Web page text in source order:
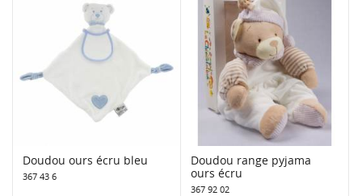
Doudou ours écru bleu
367 43 6
Doudou range pyjama
ours écru
367 92 02